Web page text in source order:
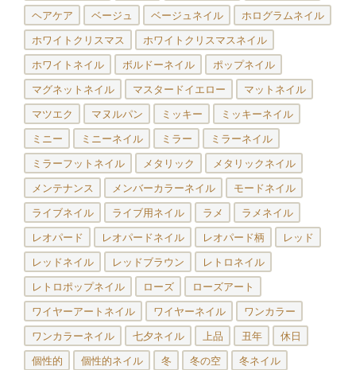
ヘアケア ベージュ ベージュネイル ホログラムネイル
ホワイトクリスマス ホワイトクリスマスネイル
ホワイトネイル ボルドーネイル ポップネイル
マグネットネイル マスタードイエロー マットネイル
マツエク マヌルパン ミッキー ミッキーネイル
ミニー ミニーネイル ミラー ミラーネイル
ミラーフットネイル メタリック メタリックネイル
メンテナンス メンバーカラーネイル モードネイル
ライブネイル ライブ用ネイル ラメ ラメネイル
レオパード レオパードネイル レオパード柄 レッド
レッドネイル レッドブラウン レトロネイル
レトロポップネイル ローズ ローズアート
ワイヤーアートネイル ワイヤーネイル ワンカラー
ワンカラーネイル 七夕ネイル 上品 丑年 休日
個性的 個性的ネイル 冬 冬の空 冬ネイル